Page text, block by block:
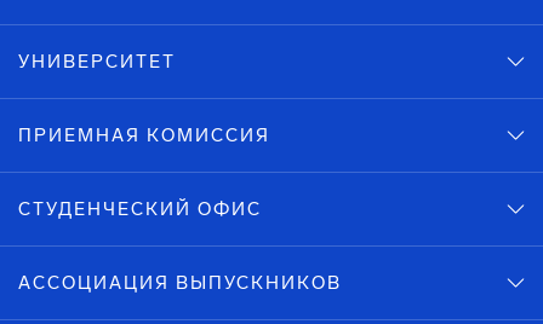
УНИВЕРСИТЕТ
ПРИЕМНАЯ КОМИССИЯ
СТУДЕНЧЕСКИЙ ОФИС
АССОЦИАЦИЯ ВЫПУСКНИКОВ